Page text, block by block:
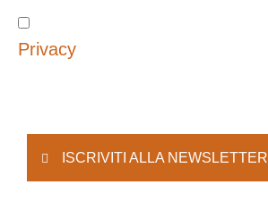
Privacy
ISCRIVITI ALLA NEWSLETTER